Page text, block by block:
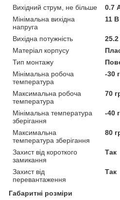
Вихідний струм, не більше
0.7
Мінімальна вихідна
напруга
11 В
Вихідна потужність
Матеріал корпусу
Тип монтажу
Мінімальна робоча
температура
-30
Максимальна робоча
температура
70
Мінімальна температура
зберігання
-40
Максимальна
температура зберігання
80
Захист від короткого
замикання
Так
Захист від
перевантаження
Так
Габаритні розміри